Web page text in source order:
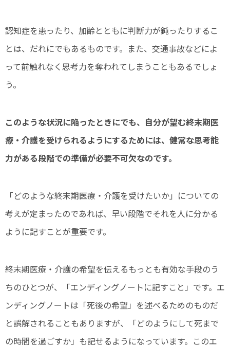
認知症を患ったり、加齢とともに判断力が鈍ったりするこ
とは、だれにでもあるものです。また、交通事故などによ
って前触れなく思考力を奪われてしまうこともあるでしょ
う。
このような状況に陥ったときにでも、自分が望む終末期医
療・介護を受けられるようにするためには、健常な思考能
力がある段階での準備が必要不可欠なのです。
「どのような終末期医療・介護を受けたいか」についての
考えが定まったのであれば、早い段階でそれを人に分かる
ように記すことが重要です。
終末期医療・介護の希望を伝えるもっとも有効な手段のう
ちのひとつが、「エンディングノートに記すこと」です。エ
ンディングノートは「死後の希望」を述べるためのものだ
と誤解されることもありますが、「どのようにして死まで
の時間を過ごすか」も記せるようになっています。このエ